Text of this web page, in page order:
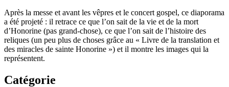
Après la messe et avant les vêpres et le concert gospel, ce diaporama
a été projeté : il retrace ce que l’on sait de la vie et de la mort
d’Honorine (pas grand-chose), ce que l’on sait de l’histoire des
reliques (un peu plus de choses grâce au « Livre de la translation et
des miracles de sainte Honorine ») et il montre les images qui la
représentent.
Catégorie